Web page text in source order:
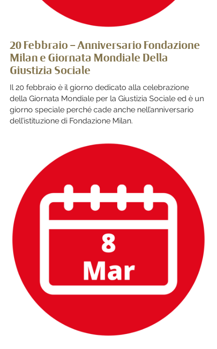
20 Febbraio – Anniversario Fondazione
Milan e Giornata Mondiale Della
Giustizia Sociale
Il 20 febbraio è il giorno dedicato alla celebrazione
della Giornata Mondiale per la Giustizia Sociale ed è un
giorno speciale perché cade anche nell’anniversario
dell’istituzione di Fondazione Milan.